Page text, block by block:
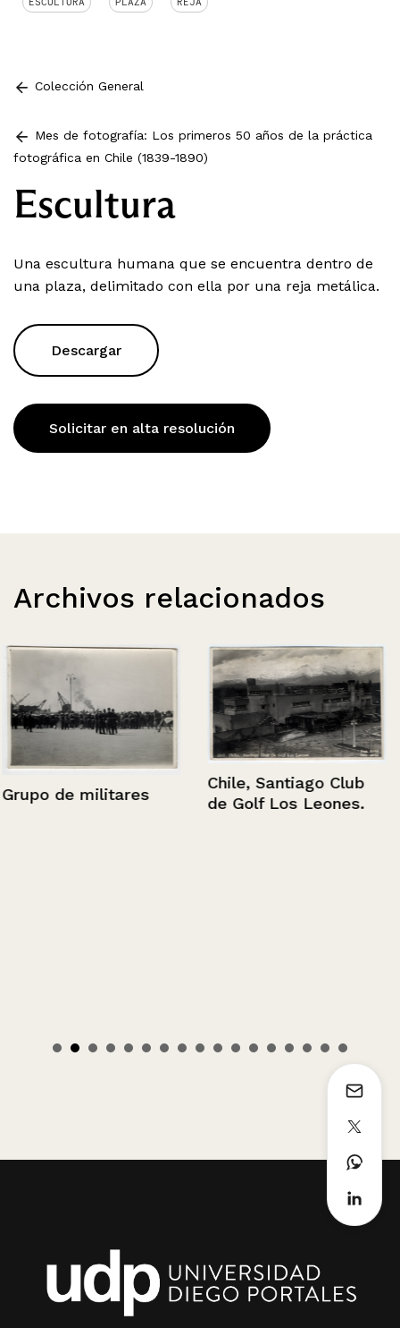
Colección General
Mes de fotografía: Los primeros 50 años de la práctica
fotográfica en Chile (1839-1890)
Escultura
Una escultura humana que se encuentra dentro de
una plaza, delimitado con ella por una reja metálica.
Descargar
Solicitar en alta resolución
Archivos relacionados
Grupo de militares
Chile, Santiago Club
de Golf Los Leones.